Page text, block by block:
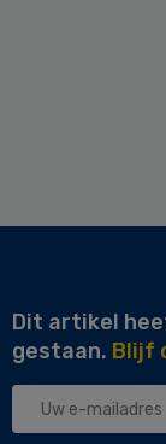
Dit artikel
gestaan. Blijf
Uw